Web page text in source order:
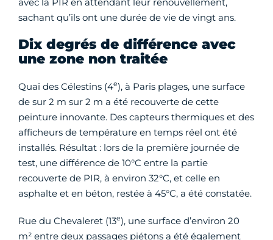
sachant qu’ils ont une durée de vie de vingt ans.
Dix degrés de différence avec
une zone non traitée
Quai des Célestins (4e), à Paris plages, une surface
de sur 2 m sur 2 m a été recouverte de cette
peinture innovante. Des capteurs thermiques et des
afficheurs de température en temps réel ont été
installés. Résultat : lors de la première journée de
test, une différence de 10°C entre la partie
recouverte de PIR, à environ 32°C, et celle en
asphalte et en béton, restée à 45°C, a été constatée.
Rue du Chevaleret (13e), une surface d’environ 20
m² entre deux passages piétons a été également